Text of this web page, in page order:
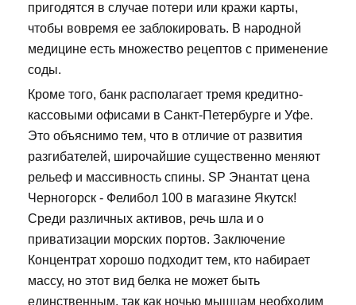
пригодятся в случае потери или кражи карты,
чтобы вовремя ее заблокировать. В народной
медицине есть множество рецептов с применение
соды.
Кроме того, банк располагает тремя кредитно-
кассовыми офисами в Санкт-Петербурге и Уфе.
Это объяснимо тем, что в отличие от развития
разгибателей, широчайшие существенно меняют
рельеф и массивность спины. SP Энантат цена
Черногорск - Фелибол 100 в магазине Якутск!
Среди различных активов, речь шла и о
приватизации морских портов. Заключение
Концентрат хорошо подходит тем, кто набирает
массу, но этот вид белка не может быть
единственным, так как ночью мышцам необходим